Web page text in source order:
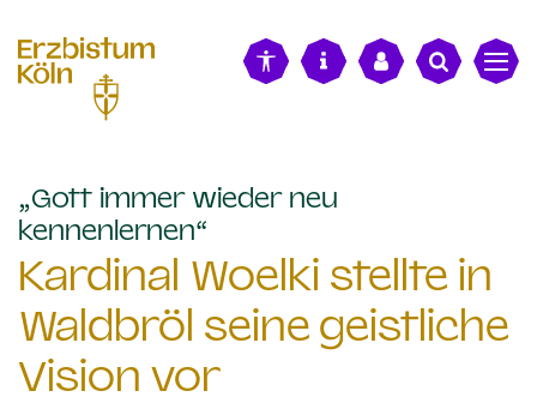
„Gott immer wieder neu
kennenlernen“
Kardinal Woelki stellte in
Waldbröl seine geistliche
Vision vor